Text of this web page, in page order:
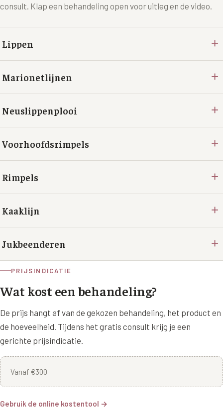
consult. Klap een behandeling open voor uitleg en de video.
Lippen +
Marionetlijnen +
Neuslippenplooi +
Voorhoofdsrimpels +
Rimpels +
Kaaklijn +
Jukbeenderen +
PRIJSINDICATIE
Wat kost een behandeling?
De prijs hangt af van de gekozen behandeling, het product en
de hoeveelheid. Tijdens het gratis consult krijg je een
gerichte prijsindicatie.
Vanaf €300
Gebruik de online kostentool →